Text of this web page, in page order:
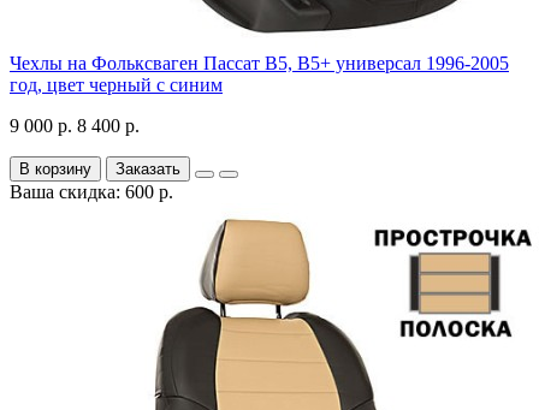
Чехлы на Фольксваген Пассат В5, В5+ универсал 1996-2005
год, цвет черный с синим
9 000 р. 8 400 р.
В корзину Заказать
Ваша скидка: 600 р.